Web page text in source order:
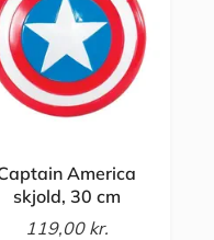
America
skjold, 30 cm
119,00 kr.